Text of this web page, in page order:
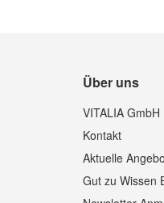
Über uns
VITALIA GmbH
Kontakt
Aktuelle
Gut zu Wissen